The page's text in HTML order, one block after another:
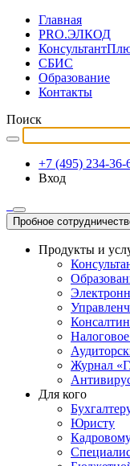
Главная
PRO.ЭЛКОД
СБИС
Образование
Контакты
Поиск
+7 (495) 234-36-
Вход
Пробное
Продукты и
Журнал
Для кого
Юристу